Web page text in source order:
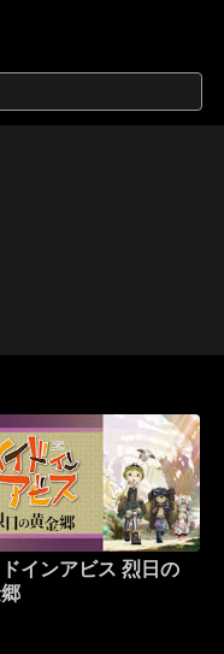
ドインアビス 烈日の